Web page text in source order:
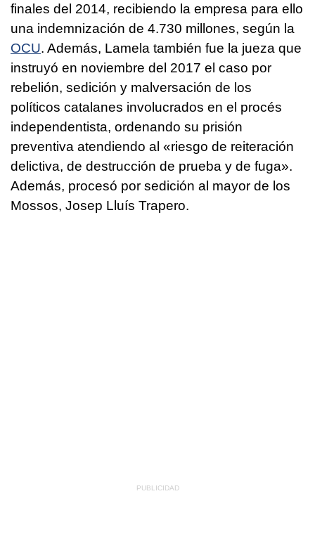
finales del 2014, recibiendo la empresa para ello
una indemnización de 4.730 millones, según la
OCU. Además, Lamela también fue la jueza que
instruyó en noviembre del 2017 el caso por
rebelión, sedición y malversación de los
políticos catalanes involucrados en el procés
independentista, ordenando su prisión
preventiva atendiendo al «riesgo de reiteración
delictiva, de destrucción de prueba y de fuga».
Además, procesó por sedición al mayor de los
Mossos, Josep Lluís Trapero.